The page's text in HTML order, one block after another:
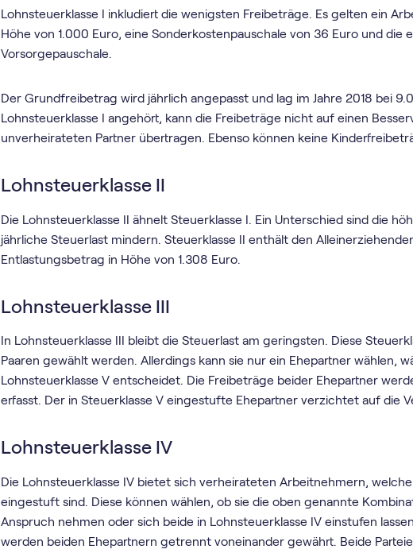
Lohnsteuerklasse I inkludiert die wenigsten Freibeträge. Es gelten ein
Höhe von 1.000 Euro, eine Sonderkostenpauschale von 36 Euro und die
Vorsorgepauschale.
Der Grundfreibetrag wird jährlich angepasst und lag im Jahre 2018 bei
Lohnsteuerklasse I angehört, kann die Freibeträge nicht auf einen
unverheirateten Partner übertragen. Ebenso können keine
Lohnsteuerklasse II
Die Lohnsteuerklasse II ähnelt Steuerklasse I. Ein Unterschied sind die
jährliche Steuerlast mindern. Steuerklasse II enthält den
Entlastungsbetrag in Höhe von 1.308 Euro.
Lohnsteuerklasse III
In Lohnsteuerklasse III bleibt die Steuerlast am geringsten. Diese
Paaren gewählt werden. Allerdings kann sie nur ein Ehepartner wählen,
Lohnsteuerklasse V entscheidet. Die Freibeträge beider Ehepartner
erfasst. Der in Steuerklasse V eingestufte Ehepartner verzichtet auf die
Lohnsteuerklasse IV
Die Lohnsteuerklasse IV bietet sich verheirateten Arbeitnehmern,
eingestuft sind. Diese können wählen, ob sie die oben genannte
Anspruch nehmen oder sich beide in Lohnsteuerklasse IV einstufen
werden beiden Ehepartnern getrennt voneinander gewährt. Beide